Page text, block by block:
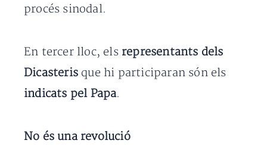
procés sinodal.
En tercer lloc, els representants dels
Dicasteris que hi participaran són els
indicats pel Papa.
No és una revolució